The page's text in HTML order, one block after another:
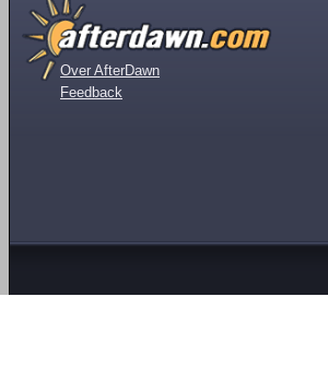
Over AfterDawn
Feedback